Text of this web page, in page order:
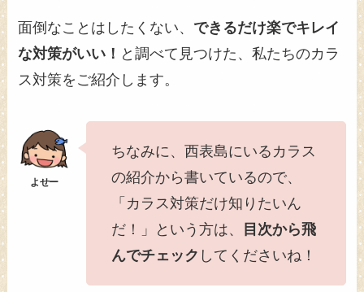
面倒なことはしたくない、 できるだけ楽でキレイ
な対策がいい！ と調べて見つけた、私たちのカラ
ス対策をご紹介します。
ちなみに、西表島にいるカラス
の紹介から書いているので、
「カラス対策だけ知りたいん
だ！」という方は、
目次から飛
んでチェック してくださいね！